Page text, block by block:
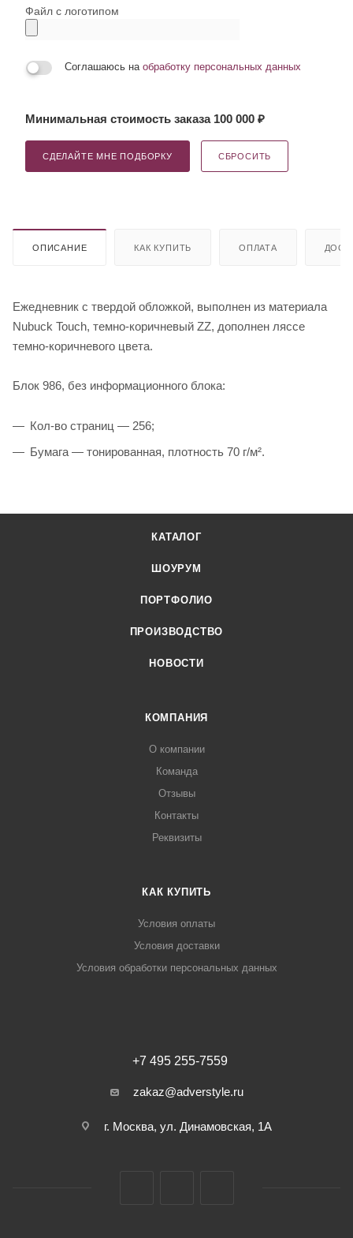
Файл с логотипом
Соглашаюсь на обработку персональных данных
Минимальная стоимость заказа 100 000 ₽
СДЕЛАЙТЕ МНЕ ПОДБОРКУ СБРОСИТЬ
ОПИСАНИЕ КАК КУПИТЬ ОПЛАТА
Ежедневник с твердой обложкой, выполнен из материала
Nubuck Touch, темно-коричневый ZZ, дополнен ляссе
темно-коричневого цвета.
Блок 986, без информационного блока:
Кол-во страниц — 256;
Бумага — тонированная, плотность 70 г/м².
КАТАЛОГ
ШОУРУМ
ПОРТФОЛИО
ПРОИЗВОДСТВО
НОВОСТИ
КОМПАНИЯ
О компании
Команда
Отзывы
Контакты
Реквизиты
КАК КУПИТЬ
Условия оплаты
Условия доставки
Условия обработки персональных данных
+7 495 255-7559
zakaz@adverstyle.ru
г. Москва, ул. Динамовская, 1А